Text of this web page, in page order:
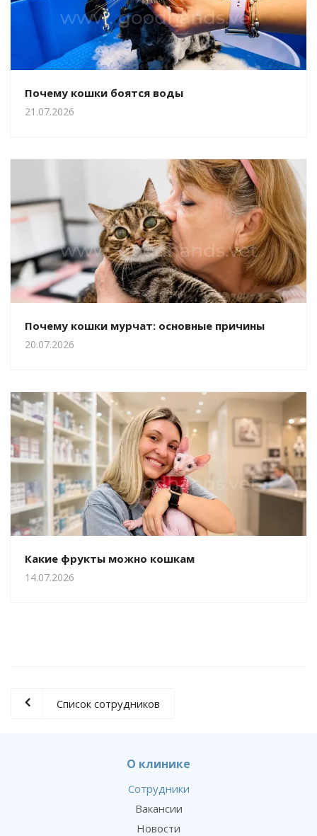
Почему кошки боятся воды
21.07.2026
Почему кошки мурчат: основные причины
20.07.2026
Какие фрукты можно кошкам
14.07.2026
Список сотрудников
О клинике
Сотрудники
Вакансии
Новости